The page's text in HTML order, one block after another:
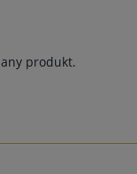
produkt.